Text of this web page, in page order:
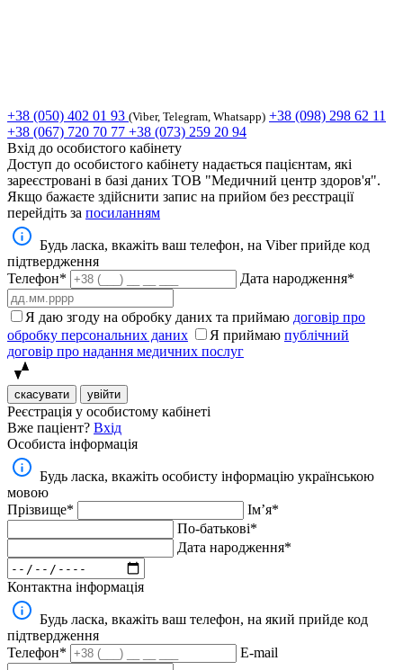
+38 (050) 402 01 93 (Viber, Telegram, Whatsapp) +38 (098) 298 62 11
+38 (067) 720 70 77 +38 (073) 259 20 94
Вхід до особистого кабінету
Доступ до особистого кабінету надається пацієнтам, які
зареєстровані в базі даних ТОВ "Медичний центр здоров'я".
Якщо бажаєте здійснити запис на прийом без реєстрації
перейдіть за посиланням
Будь ласка, вкажіть ваш телефон, на Viber прийде код
підтвердження
Телефон*
Дата народження*
Я даю згоду на обробку даних та приймаю договір про
обробку персональних даних
Я приймаю публічний
договір про надання медичних послуг
скасувати увійти
Реєстрація у особистому кабінеті
Вже паціент? Вхід
Особиста інформація
Будь ласка, вкажіть особисту інформацію українською
мовою
Прізвище*
Імʼя*
По-батькові*
Дата народження*
Контактна інформація
Будь ласка, вкажіть ваш телефон, на який прийде код
підтвердження
Телефон*
E-mail